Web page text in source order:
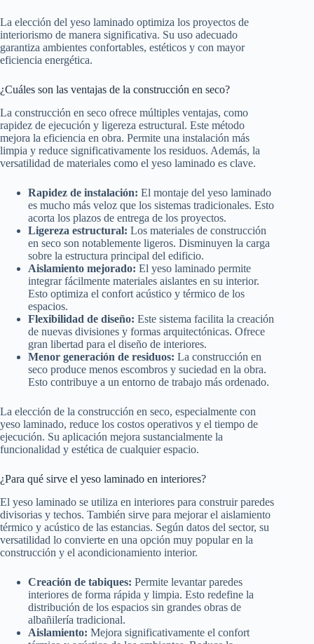
La elección del yeso laminado optimiza los proyectos de
interiorismo de manera significativa. Su uso adecuado
garantiza ambientes confortables, estéticos y con mayor
eficiencia energética.
¿Cuáles son las ventajas de la construcción en seco?
La construcción en seco ofrece múltiples ventajas, como
rapidez de ejecución y ligereza estructural. Este método
mejora la eficiencia en obra. Permite una instalación más
limpia y reduce significativamente los residuos. Además, la
versatilidad de materiales como el yeso laminado es clave.
Rapidez de instalación: El montaje del yeso laminado
es mucho más veloz que los sistemas tradicionales. Esto
acorta los plazos de entrega de los proyectos.
Ligereza estructural: Los materiales de construcción
en seco son notablemente ligeros. Disminuyen la carga
sobre la estructura principal del edificio.
Aislamiento mejorado: El yeso laminado permite
integrar fácilmente materiales aislantes en su interior.
Esto optimiza el confort acústico y térmico de los
espacios.
Flexibilidad de diseño: Este sistema facilita la creación
de nuevas divisiones y formas arquitectónicas. Ofrece
gran libertad para el diseño de interiores.
Menor generación de residuos: La construcción en
seco produce menos escombros y suciedad en la obra.
Esto contribuye a un entorno de trabajo más ordenado.
La elección de la construcción en seco, especialmente con
yeso laminado, reduce los costos operativos y el tiempo de
ejecución. Su aplicación mejora sustancialmente la
funcionalidad y estética de cualquier espacio.
¿Para qué sirve el yeso laminado en interiores?
El yeso laminado se utiliza en interiores para construir paredes
divisorias y techos. También sirve para mejorar el aislamiento
térmico y acústico de las estancias. Según datos del sector, su
versatilidad lo convierte en una opción muy popular en la
construcción y el acondicionamiento interior.
Creación de tabiques: Permite levantar paredes
interiores de forma rápida y limpia. Esto redefine la
distribución de los espacios sin grandes obras de
albañilería tradicional.
Aislamiento: Mejora significativamente el confort